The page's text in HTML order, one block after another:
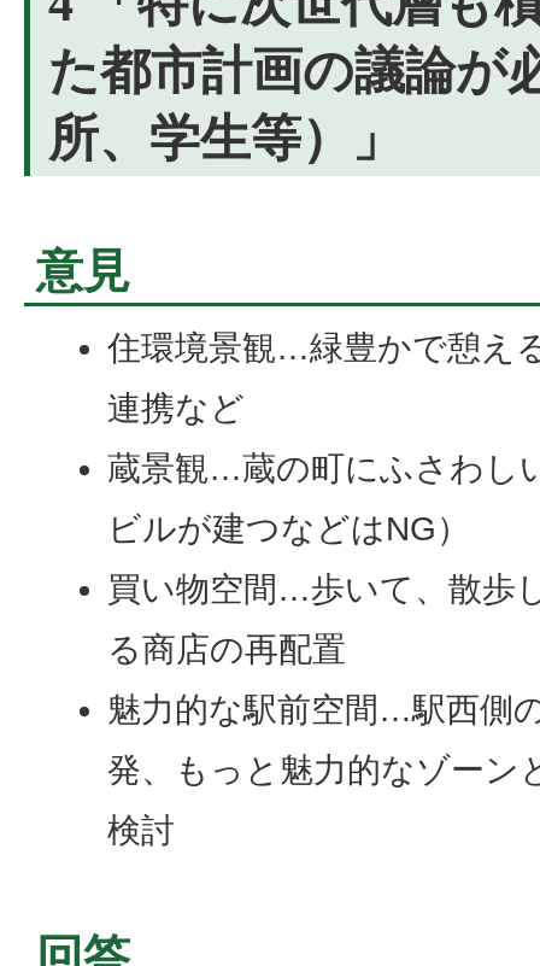
た都市計画の議論が
所、学生等）」
意見
住環境景観…緑豊かで憩え
連携など
蔵景観…蔵の町にふさわし
ビルが建つなどはNG）
買い物空間…歩いて、散歩
る商店の再配置
魅力的な駅前空間…駅西側
発、もっと魅力的なゾーン
検討